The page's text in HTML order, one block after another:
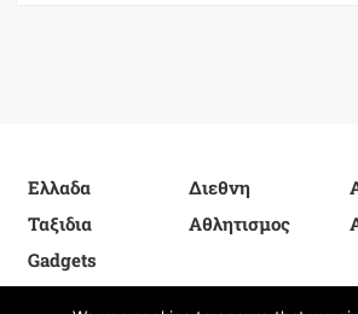
Ελλαδα Διεθνη
Ταξιδια
Αθλητισμος
Gadgets